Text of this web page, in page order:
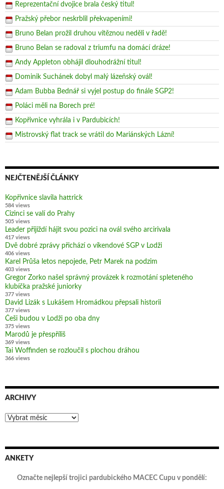
Reprezentační dvojice brala český titul!
Pražský přebor neskrblil překvapeními!
Bruno Belan prožil druhou vítěznou neděli v řadě!
Bruno Belan se radoval z triumfu na domácí dráze!
Andy Appleton obhájil dlouhodrážní titul!
Dominik Suchánek dobyl malý lázeňský ovál!
Adam Bubba Bednář si vyjel postup do finále SGP2!
Poláci měli na Borech pré!
Kopřivnice vyhrála i v Pardubicích!
Mistrovský flat track se vrátil do Mariánských Lázní!
NEJČTENĚJŠÍ ČLÁNKY
Kopřivnice slavila hattrick
584 views
Cizinci se valí do Prahy
505 views
Leader přijíždí hájit svou pozici na ovál svého arcirivala
417 views
Dvě dobré zprávy přichází o víkendové SGP v Lodži
406 views
Karel Průša letos nepojede, Petr Marek na podzim
403 views
Gregor Zorko našel správný provázek k rozmotání spleteného
klubíčka pražské juniorky
377 views
David Lizák s Lukášem Hromádkou přepsali historii
377 views
Češi budou v Lodži po oba dny
375 views
Marodů je přespříliš
369 views
Tai Woffinden se rozloučil s plochou dráhou
366 views
ARCHIVY
Archivy
ANKETY
Označte nejlepší trojici pardubického MACEC Cupu v pondělí: